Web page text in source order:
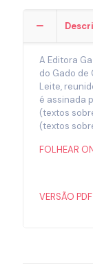
A Editora
do Gado de
Leite,
é assinada
(textos
(textos
FOLHEAR
VERSÃO PDF